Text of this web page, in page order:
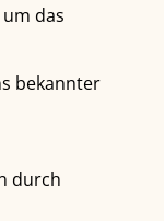
das
bekannter
durch